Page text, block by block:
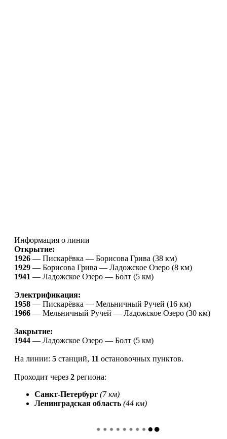
Информация о линии
Открытие:
1926 — Пискарёвка — Борисова Грива (38 км)
1929 — Борисова Грива — Ладожское Озеро (8 км)
1941 — Ладожское Озеро — Болт (5 км)
Электрификация:
1958 — Пискарёвка — Мельничный Ручей (16 км)
1966 — Мельничный Ручей — Ладожское Озеро (30 км)
Закрытие:
1944 — Ладожское Озеро — Болт (5 км)
На линии: 5 станций, 11 остановочных пунктов.
Проходит через 2 региона:
Санкт-Петербург (7 км)
Ленинградская область (44 км)